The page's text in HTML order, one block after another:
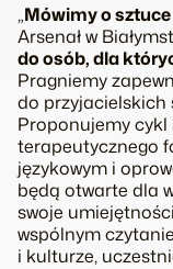
„Mówimy o
Arsenał w
do osób, dla
Pragniemy
do przyjacielskich
Proponujemy
terapeutycznego
językowym i
będą otwarte dla
swoje
wspólnym
i kulturze,